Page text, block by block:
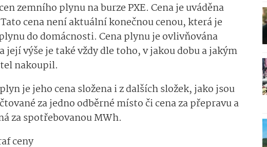
zemního plynu na burze PXE. Cena je uváděna
cena není aktuální konečnou cenou, která je
do domácnosti. Cena plynu je ovlivňována
výše je také vždy dle toho, v jakou dobu a jakým
nakoupil.
je jeho cena složena i z dalších složek, jako jsou
za jedno odběrné místo či cena za přepravu a
za spotřebovanou MWh.